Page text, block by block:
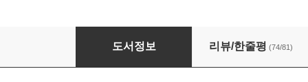
에그박사 8
도서정보 리뷰/한줄평 (74/81)